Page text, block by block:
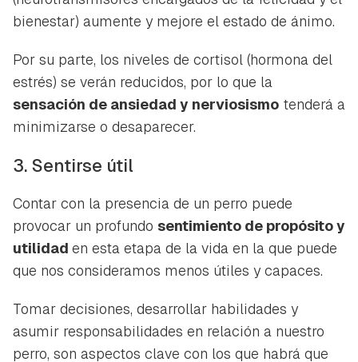
Guardar como favorito
Para poder guardar como favorito, primero has de
iniciar sesión con tu cuenta de Hogarmanía.
INICIAR SESIÓN
bienestar) aumente y mejore el estado de ánimo.
Por su parte, los niveles de cortisol (hormona del
estrés) se verán reducidos, por lo que la
sensación de ansiedad y nerviosismo tenderá a
minimizarse o desaparecer.
3. Sentirse útil
Contar con la presencia de un perro puede
provocar un profundo sentimiento de propósito y
utilidad en esta etapa de la vida en la que puede
que nos consideramos menos útiles y capaces.
Tomar decisiones, desarrollar habilidades y
asumir responsabilidades en relación a nuestro
perro, son aspectos clave con los que habrá que
Contenido enviado
Gracias por suscribirte a nuestro boletín.